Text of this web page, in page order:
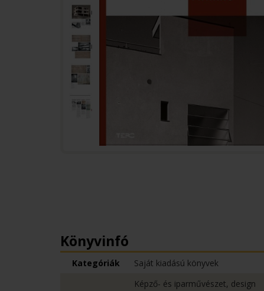
Könyvinfó
Kategóriák
Saját kiadású könyvek
Képző- és iparművészet, design